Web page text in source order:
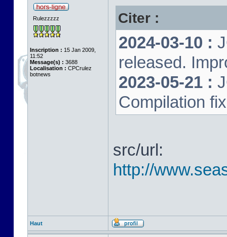
Rulezzzzz
Inscription : 15 Jan 2009,
11:52
Message(s) : 3688
Localisation : CPCrulez
botnews
Citer :
2024-03-10 :
released.
2023-05-21 :
Compilation
src/url:
http://
Haut